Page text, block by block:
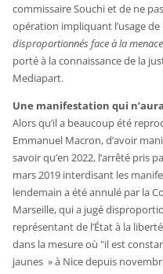
commissaire Souchi et de ne
opération impliquant l’usage de
disproportionnés face à la
porté à la connaissance de la
Mediapart.
Une manifestation qui
Alors qu’il a beaucoup été
Emmanuel Macron, d’avoir
savoir qu’en 2022, l’arrêté pris
mars 2019 interdisant les
lendemain a été annulé par la
Marseille, qui a jugé
représentant de l’État à la
dans la mesure où "il est
jaunes » à Nice depuis